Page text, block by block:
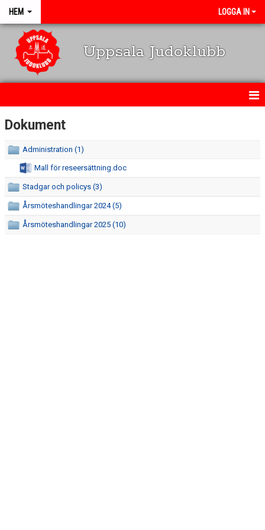
HEM LOGGA IN
Uppsala Judoklubb
HEM
NYHETER
SCHEMA
OM KLUBBEN
Dokument
Administration (1)
Mall för reseersättning.doc
Stadgar och policys (3)
Årsmöteshandlingar 2024 (5)
Årsmöteshandlingar 2025 (10)